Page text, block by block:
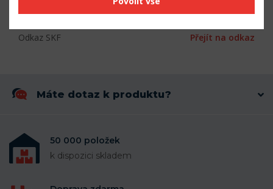
Šířka (mm) 16
Odkaz SKF Přejít na odkaz
Máte dotaz k produktu?
50 000 položek
k dispozici skladem